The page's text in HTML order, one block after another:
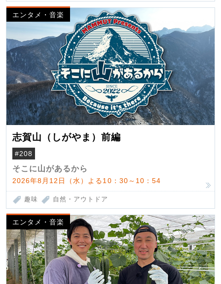
エンタメ・音楽
志賀山（しがやま）前編
#208
そこに山があるから
2026年8月12日（水）よる10：30～10：54
趣味 自然・アウトドア
エンタメ・音楽